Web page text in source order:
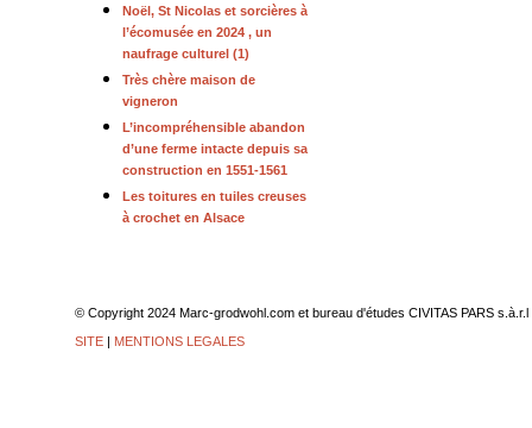
Noël, St Nicolas et sorcières à
l’écomusée en 2024 , un
naufrage culturel (1)
Très chère maison de
vigneron
L’incompréhensible abandon
d’une ferme intacte depuis sa
construction en 1551-1561
Les toitures en tuiles creuses
à crochet en Alsace
© Copyright 2024 Marc-grodwohl.com et bureau d'études CIVITAS
SITE | MENTIONS LEGALES